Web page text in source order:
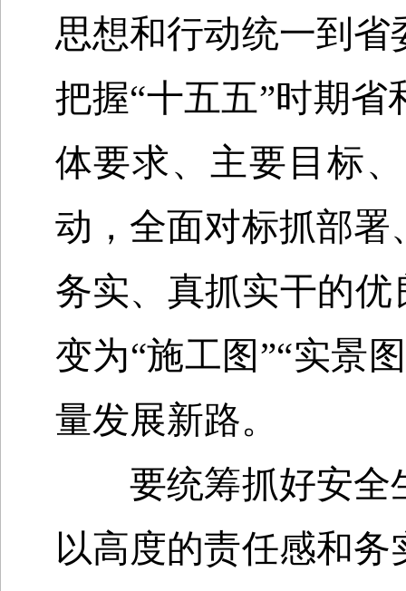
思想和行动统一到
把握“十五五”时期省
体要求、主要目标
动，全面对标抓部
务实、真抓实干的
变为“施工图”“实景图
量发展新路。
要统筹抓好安全
以高度的责任感和